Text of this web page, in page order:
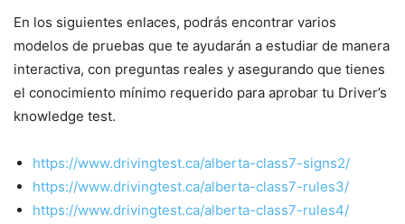
En los siguientes enlaces, podrás encontrar varios
modelos de pruebas que te ayudarán a estudiar de manera
interactiva, con preguntas reales y asegurando que tienes
el conocimiento mínimo requerido para aprobar tu Driver’s
knowledge test.
https://www.drivingtest.ca/alberta-class7-signs2/
https://www.drivingtest.ca/alberta-class7-rules3/
https://www.drivingtest.ca/alberta-class7-rules4/